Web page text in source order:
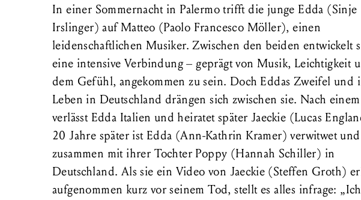
In einer Sommernacht in Palermo trifft die junge Edda (Sinje
Irslinger) auf Matteo (Paolo Francesco Möller), einen
leidenschaftlichen Musiker. Zwischen den beiden entwickelt
eine intensive Verbindung – geprägt von Musik, Leichtigkeit
dem Gefühl, angekommen zu sein. Doch Eddas Zweifel und
Leben in Deutschland drängen sich zwischen sie. Nach
verlässt Edda Italien und heiratet später Jaeckie (Lucas
20 Jahre später ist Edda (Ann-Kathrin Kramer) verwitwet
zusammen mit ihrer Tochter Poppy (Hannah Schiller) in
Deutschland. Als sie ein Video von Jaeckie (Steffen Groth)
aufgenommen kurz vor seinem Tod, stellt es alles infrage: